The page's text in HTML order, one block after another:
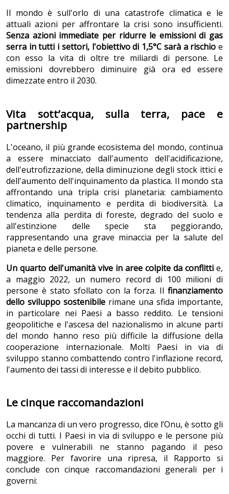
Il mondo è sull'orlo di una catastrofe climatica e le
attuali azioni per affrontare la crisi sono insufficienti.
Senza azioni immediate per ridurre le emissioni di gas
serra in tutti i settori, l'obiettivo di 1,5°C sarà a rischio e
con esso la vita di oltre tre miliardi di persone. Le
emissioni dovrebbero diminuire già ora ed essere
dimezzate entro il 2030.
Vita sott’acqua, sulla terra, pace e
partnership
L'oceano, il più grande ecosistema del mondo, continua
a essere minacciato dall'aumento dell'acidificazione,
dell'eutrofizzazione, della diminuzione degli stock ittici e
dell'aumento dell'inquinamento da plastica. Il mondo sta
affrontando una tripla crisi planetaria: cambiamento
climatico, inquinamento e perdita di biodiversità. La
tendenza alla perdita di foreste, degrado del suolo e
all'estinzione delle specie sta peggiorando,
rappresentando una grave minaccia per la salute del
pianeta e delle persone.
Un quarto dell'umanità vive in aree colpite da conflitti e,
a maggio 2022, un numero record di 100 milioni di
persone è stato sfollato con la forza. Il finanziamento
dello sviluppo sostenibile rimane una sfida importante,
in particolare nei Paesi a basso reddito. Le tensioni
geopolitiche e l'ascesa del nazionalismo in alcune parti
del mondo hanno reso più difficile la diffusione della
cooperazione internazionale. Molti Paesi in via di
sviluppo stanno combattendo contro l'inflazione record,
l'aumento dei tassi di interesse e il debito pubblico.
Le cinque raccomandazioni
La mancanza di un vero progresso, dice l’Onu, è sotto gli
occhi di tutti. I Paesi in via di sviluppo e le persone più
povere e vulnerabili ne stanno pagando il peso
maggiore. Per favorire una ripresa, il Rapporto si
conclude con cinque raccomandazioni generali per i
governi: